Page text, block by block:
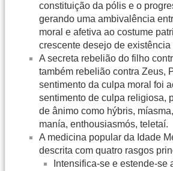
constituição da pólis e o
gerando uma ambivalência
moral e afetiva ao costume
crescente desejo de existência
A secreta rebelião do filho
também rebelião contra Zeus,
sentimento da culpa moral foi
sentimento de culpa religiosa,
de ânimo como hýbris,
manía, enthousiasmós, teletaí.
A medicina popular da Idade
descrita com quatro rasgos
Intensifica-se e estende-se